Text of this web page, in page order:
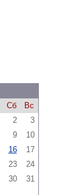
Сб
Вс
2
3
9
10
16
17
23
24
30 31